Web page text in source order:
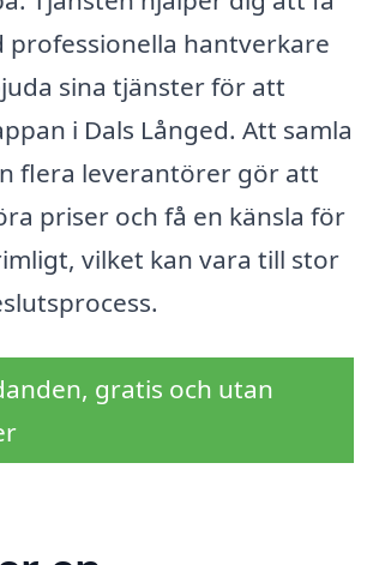
professionella hantverkare
sina tjänster för att
i Dals Långed. Att samla
flera leverantörer gör att
priser och få en känsla för
vilket kan vara till stor
gratis och utan